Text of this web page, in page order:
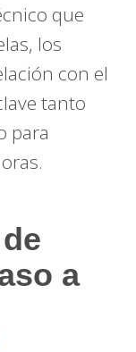
que
los
con el
tanto
para
a